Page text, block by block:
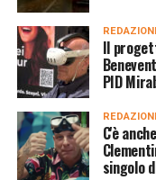
Il
PID
C'è
singolo